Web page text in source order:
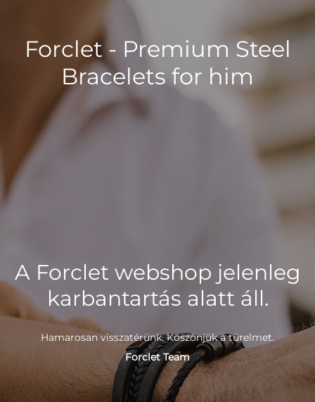
Forclet - Premium Steel
Bracelets for him
A Forclet webshop jelenleg
karbantartás alatt áll.
Hamarosan visszatérünk. Köszönjük a türelmet.
Forclet Team